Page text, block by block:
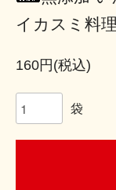
イカスミ料
160円(税込)
袋